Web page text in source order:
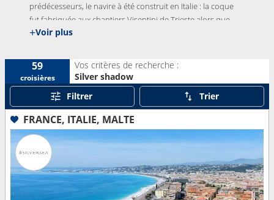
prédécesseurs, le navire à été construit en Italie : la coque
fut fabriquée aux chantiers Visentini de Trieste alors que
toute la partie supérieure du navire a été terminée aux
14 septembre 2000, dans le port de Civitavecchia
L’année suivante, il fut suivi d’un sister ship, le
Whisper.
+Voir plus
59
croisières
Vos critères de recherche :
Silver shadow
Filtrer
Trier
FRANCE, ITALIE, MALTE